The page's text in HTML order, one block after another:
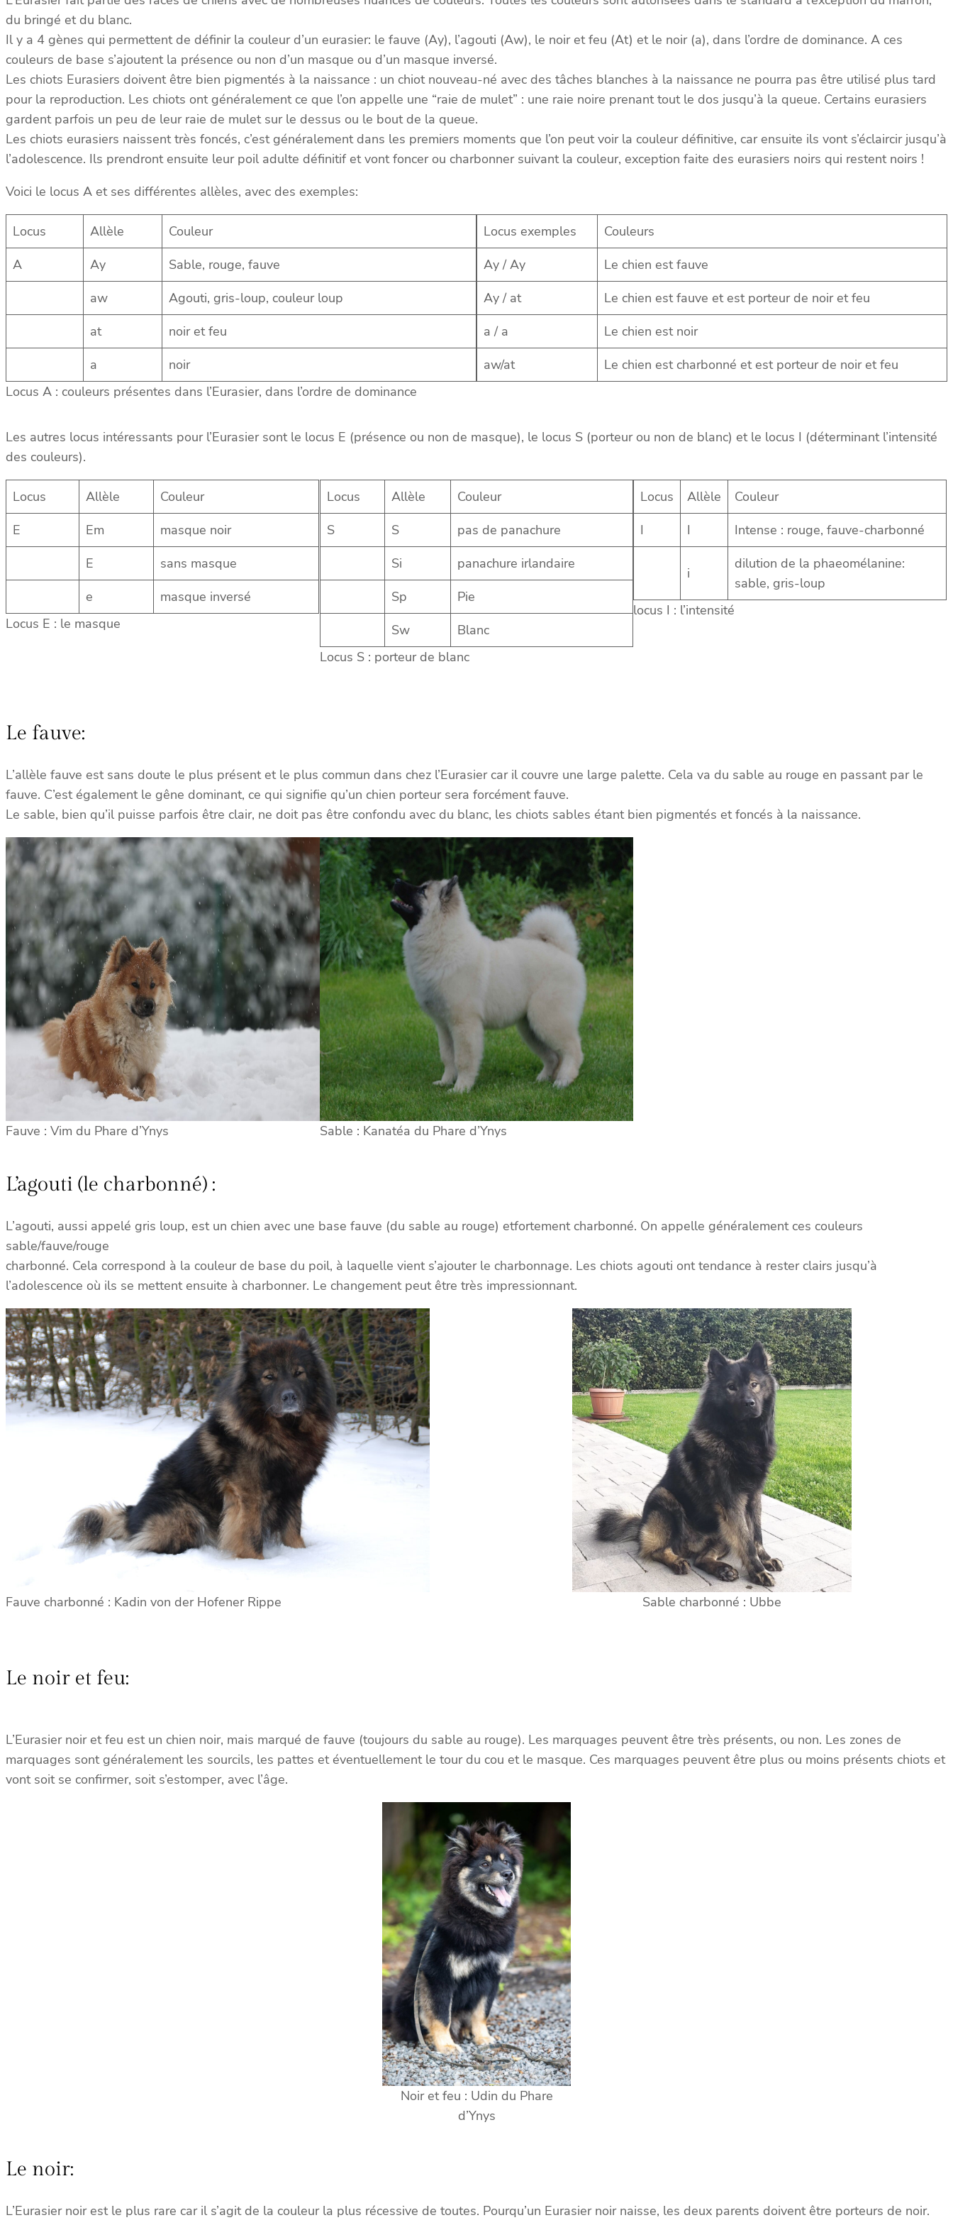
du bringé et du blanc.
Il y a 4 gènes qui permettent de définir la couleur d’un eurasier: le fauve (Ay), l’agouti (Aw), le noir et feu (At) et le noir (a), dans l’ordre de dominance. A ces
couleurs de base s’ajoutent la présence ou non d’un masque ou d’un masque inversé.
Les chiots Eurasiers doivent être bien pigmentés à la naissance : un chiot nouveau-né avec des tâches blanches à la naissance ne pourra pas être utilisé plus tard
pour la reproduction. Les chiots ont généralement ce que l’on appelle une “raie de mulet” : une raie noire prenant tout le dos jusqu’à la queue. Certains eurasiers
gardent parfois un peu de leur raie de mulet sur le dessus ou le bout de la queue.
Les chiots eurasiers naissent très foncés, c’est généralement dans les premiers moments que l’on peut voir la couleur définitive, car ensuite ils vont s’éclaircir jusqu’à
l’adolescence. Ils prendront ensuite leur poil adulte définitif et vont foncer ou charbonner suivant la couleur, exception faite des eurasiers noirs qui restent noirs !
Voici le locus A et ses différentes allèles, avec des exemples:
Locus Allèle
Couleur
A
Ay
Sable, rouge, fauve
aw
Agouti, gris-loup, couleur loup
at
noir et feu
a
noir
Locus A : couleurs présentes dans l’Eurasier, dans l’ordre de dominance
Locus exemples
Couleurs
Ay / Ay
Le chien est fauve
Ay / at
Le chien est fauve et est porteur de noir et feu
a / a
Le chien est noir
aw/at
Le chien est charbonné et est porteur de noir et feu
Les autres locus intéressants pour l’Eurasier sont le locus E (présence ou non de masque), le locus S (porteur ou non de blanc) et le locus I (déterminant l’intensité
des couleurs).
Locus Allèle
Couleur
E
Em
masque noir
E
sans masque
e
masque inversé
Locus E : le masque
Locus Allèle
Couleur
S
S
pas de panachure
Si
panachure irlandaire
Sp
Pie
Sw
Blanc
Locus S : porteur de blanc
Locus Allèle
Couleur
I
I Intense : rouge, fauve-charbonné
i
dilution de la phaeomélanine:
sable, gris-loup
locus I : l’intensité
Le fauve:
L’allèle fauve est sans doute le plus présent et le plus commun dans chez l’Eurasier car il couvre une large palette. Cela va du sable au rouge en passant par le
fauve. C’est également le gêne dominant, ce qui signifie qu’un chien porteur sera forcément fauve.
Le sable, bien qu’il puisse parfois être clair, ne doit pas être confondu avec du blanc, les chiots sables étant bien pigmentés et foncés à la naissance.
Fauve : Vim du Phare d’Ynys Sable : Kanatéa du Phare d’Ynys
L’agouti (le charbonné) :
L’agouti, aussi appelé gris loup, est un chien avec une base fauve (du sable au rouge) etfortement charbonné. On appelle généralement ces couleurs
sable/fauve/rouge
charbonné. Cela correspond à la couleur de base du poil, à laquelle vient s’ajouter le charbonnage. Les chiots agouti ont tendance à rester clairs jusqu’à
l’adolescence où ils se mettent ensuite à charbonner. Le changement peut être très impressionnant.
Fauve charbonné : Kadin von der Hofener Rippe Sable charbonné : Ubbe
Le noir et feu:
L’Eurasier noir et feu est un chien noir, mais marqué de fauve (toujours du sable au rouge). Les marquages peuvent être très présents, ou non. Les zones de
marquages sont généralement les sourcils, les pattes et éventuellement le tour du cou et le masque. Ces marquages peuvent être plus ou moins présents chiots et
vont soit se confirmer, soit s’estomper, avec l’âge.
Noir et feu : Udin du Phare
d’Ynys
Le noir:
L’Eurasier noir est le plus rare car il s’agit de la couleur la plus récessive de toutes. Pourqu’un Eurasier noir naisse, les deux parents doivent être porteurs de noir.